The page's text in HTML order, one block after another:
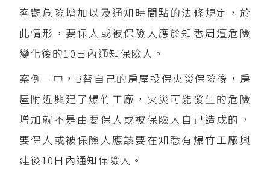
客觀危險增加以及通知時間點的法條規定，於
此情形，要保人或被保險人應於知悉周遭危險
變化後的10日內通知保險人。
案例二中，B替自己的房屋投保火災保險後，房
屋附近興建了爆竹工廠，火災可能發生的危險
增加就不是由要保人或被保險人自己造成的，
要保人或被保險人應該要在知悉有爆竹工廠興
建後10日內通知保險人。